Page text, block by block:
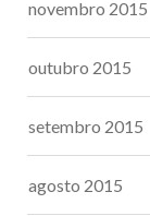
novembro 2015
outubro 2015
setembro 2015
agosto 2015